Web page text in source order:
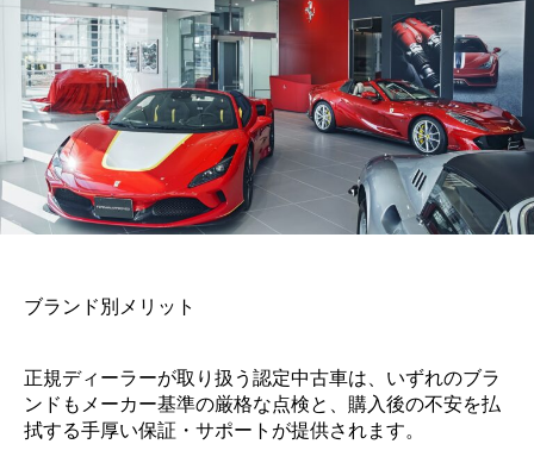
ブランド別メリット
正規ディーラーが取り扱う認定中古車は、いずれのブラ
ンドもメーカー基準の厳格な点検と、購入後の不安を払
拭する手厚い保証・サポートが提供されます。